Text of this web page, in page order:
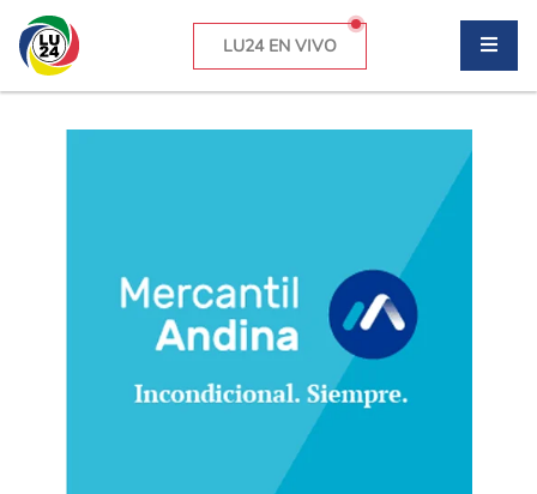
LU24 EN VIVO